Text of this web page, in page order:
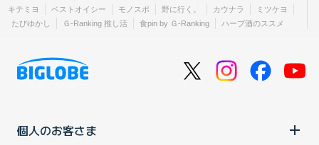
キテミヨ
ベストオイシー モノスポ 野に行く。 カウナラ
ミツケヨ
たびゆかし
Ｇ-Ranking 推し活 食pin by Ｇ-Ranking ハーブ酒のススメ
個人のお客さま